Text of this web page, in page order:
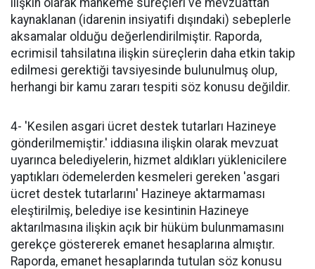
ilişkin olarak mahkeme süreçleri ve mevzuattan
kaynaklanan (idarenin insiyatifi dışındaki) sebeplerle
aksamalar olduğu değerlendirilmiştir. Raporda,
ecrimisil tahsilatına ilişkin süreçlerin daha etkin takip
edilmesi gerektiği tavsiyesinde bulunulmuş olup,
herhangi bir kamu zararı tespiti söz konusu değildir.
4- 'Kesilen asgari ücret destek tutarları Hazineye
gönderilmemiştir.' iddiasına ilişkin olarak mevzuat
uyarınca belediyelerin, hizmet aldıkları yüklenicilere
yaptıkları ödemelerden kesmeleri gereken 'asgari
ücret destek tutarlarını' Hazineye aktarmaması
eleştirilmiş, belediye ise kesintinin Hazineye
aktarılmasına ilişkin açık bir hüküm bulunmamasını
gerekçe göstererek emanet hesaplarına almıştır.
Raporda, emanet hesaplarında tutulan söz konusu